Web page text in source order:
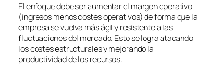
El enfoque debe ser aumentar el margen operativo
(ingresos menos costes operativos) de forma que la
empresa se vuelva más ágil y resistente a las
fluctuaciones del mercado. Esto se logra atacando
los costes estructurales y mejorando la
productividad de los recursos.